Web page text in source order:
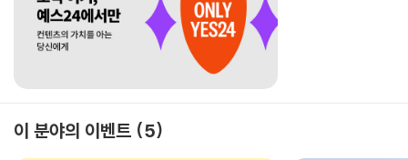
이 분야의 이벤트 5